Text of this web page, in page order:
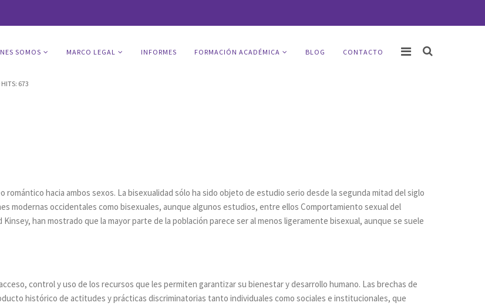
SOMOS MARCO LEGAL INFORMES FORMACIÓN ACADÉMICA BLOG CONTACTO
HITS: 673
hacia ambos sexos. La bisexualidad sólo ha sido objeto de estudio serio desde la segunda mitad del siglo
modernas occidentales como bisexuales, aunque algunos estudios, entre ellos Comportamiento sexual del
han mostrado que la mayor parte de la población parece ser al menos ligeramente bisexual, aunque se suele
control y uso de los recursos que les permiten garantizar su bienestar y desarrollo humano. Las brechas de
histórico de actitudes y prácticas discriminatorias tanto individuales como sociales e institucionales, que